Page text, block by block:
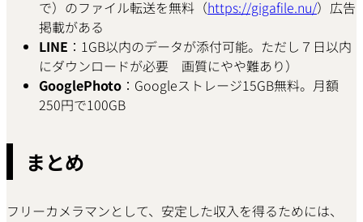
で）のファイル転送を無料（https://gigafile.nu/）広告
掲載がある
LINE ：1GB以内のデータが添付可能。ただし７日以内
にダウンロードが必要 画質にやや難あり）
GooglePhoto ：Googleストレージ15GB無料。月額
250円で100GB
まとめ
フリーカメラマンとして、安定した収入を得るためには、